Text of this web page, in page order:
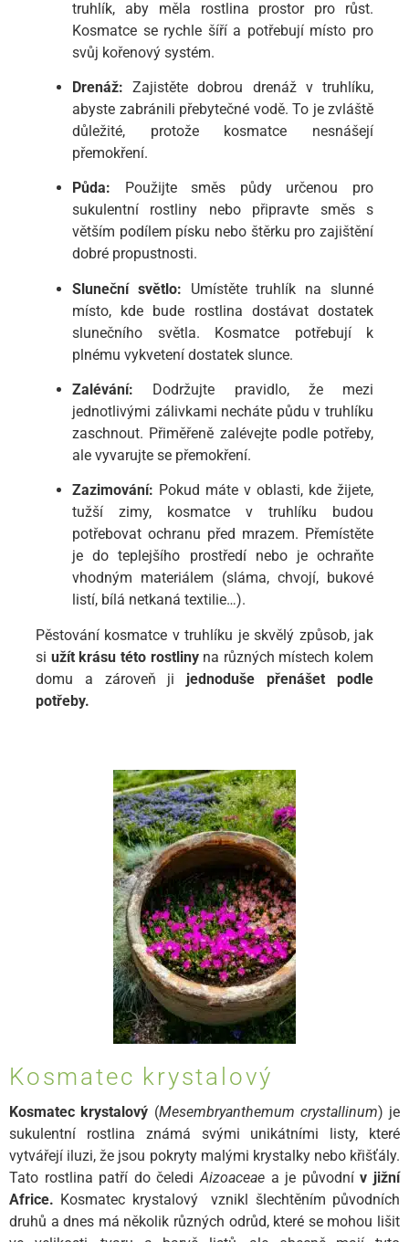
truhlík, aby měla rostlina prostor pro růst.
Kosmatce se rychle šíří a potřebují místo pro
svůj kořenový systém.
Drenáž: Zajistěte dobrou drenáž v truhlíku,
abyste zabránili přebytečné vodě. To je zvláště
důležité, protože kosmatce nesnášejí
přemokření.
Půda: Použijte směs půdy určenou pro
sukulentní rostliny nebo připravte směs s
větším podílem písku nebo štěrku pro zajištění
dobré propustnosti.
Sluneční světlo: Umístěte truhlík na slunné
místo, kde bude rostlina dostávat dostatek
slunečního světla. Kosmatce potřebují k
plnému vykvetení dostatek slunce.
Zalévání: Dodržujte pravidlo, že mezi
jednotlivými zálivkami necháte půdu v truhlíku
zaschnout. Přiměřeně zalévejte podle potřeby,
ale vyvarujte se přemokření.
Zazimování: Pokud máte v oblasti, kde žijete,
tužší zimy, kosmatce v truhlíku budou
potřebovat ochranu před mrazem. Přemístěte
je do teplejšího prostředí nebo je ochraňte
vhodným materiálem (sláma, chvojí, bukové
listí, bílá netkaná textilie…).
Pěstování kosmatce v truhlíku je skvělý způsob, jak
si užít krásu této rostlinyna různých místech kolem
domu a zároveň ji jednoduše přenášet podle
potřeby.
Kosmatec krystalový
Kosmatec krystalový (Mesembryanthemum crystallinum) je
sukulentní rostlina známá svými unikátními listy, které
vytvářejí iluzi, že jsou pokryty malými krystalky nebo křišťály.
Tato rostlina patří do čelediAizoaceae a je původnív jižní
Africe. Kosmatec krystalový vznikl šlechtěním původních
druhů a dnes má několik různých odrůd, které se mohou lišit